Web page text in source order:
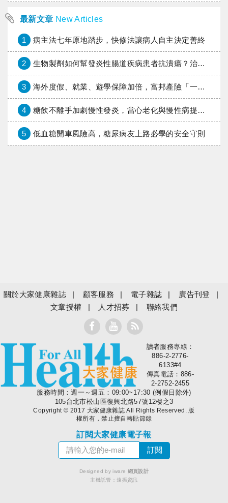
最新文章 New Articles
1 病主法七年原地踏步，快修法讓病人自主決定善終
2 生物製劑如何幫發炎性腸道疾病患者抗潰瘍？治療進展與健保給付困境一次看
3 海外度假、就業、遊學保障加倍，富邦產險「一期逐夢」專案加碼遠距醫療與緊急救援
4 糖飲不離手加劇慢性發炎，當心老化與慢性病提早報到
5 低血糖開車風險高，糖尿病友上路必學的安全守則
關於大家健康雜誌 顧客服務 電子雜誌
廣告刊登
文章授權
人才招募 聯絡我們
大家健康
讀者服務專線：
886-2-2776-
6133#4
傳真電話：886-
2-2752-2455
服務時間：週一～週五：09:00~17:30 (例假日除外)
105台北市松山區復興北路57號12樓之3
Copyright © 2017 大家健康雜誌 All Rights Reserved. 版
權所有，禁止擅自轉貼節錄
訂閱大家健康電子報
Designed by iware 網頁設計
主機託管：遠振資訊